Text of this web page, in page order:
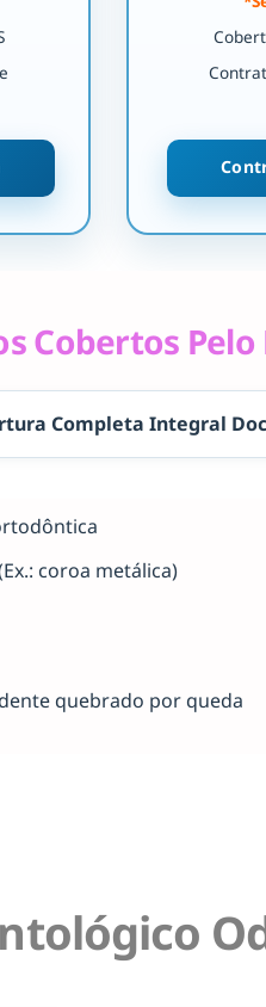
Cobertos
Completa Integral Doc
coroa metálica)
quebrado por queda